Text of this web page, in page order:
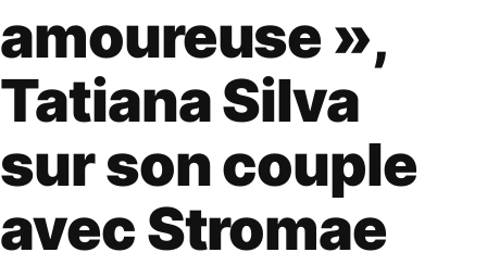
amoureuse »,
Tatiana Silva
sur son couple
avec Stromae